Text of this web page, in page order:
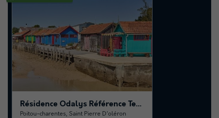
Résidence Odalys Référence Terre Marine
Poitou-charentes, Saint Pierre D'oléron